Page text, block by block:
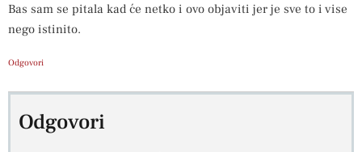
Bas sam se pitala kad će netko i ovo objaviti jer je sve to i vise
nego istinito.
Odgovori
Odgovori